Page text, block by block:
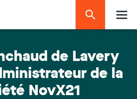
de Lavery
de la
NovX21